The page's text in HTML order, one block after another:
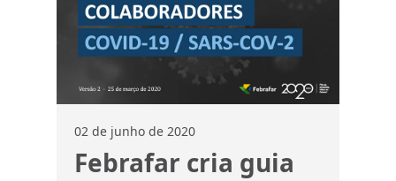
02 de junho de 2020
Febrafar cria guia